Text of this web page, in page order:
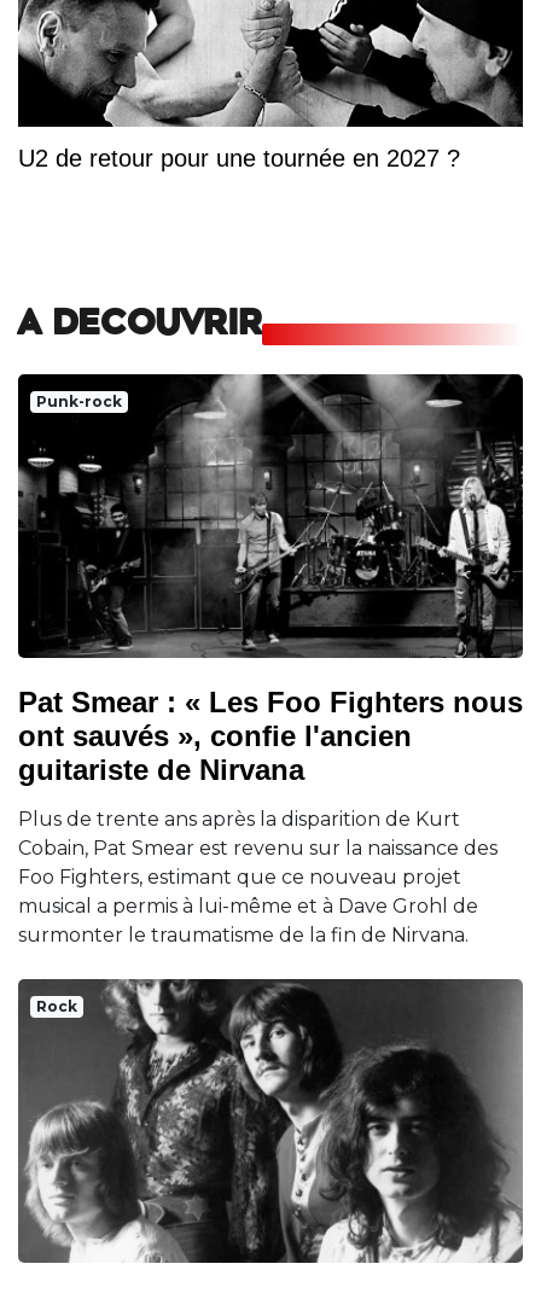
U2 de retour pour une tournée en 2027 ?
A DECOUVRIR
Punk-rock
Pat Smear : « Les Foo Fighters nous
ont sauvés », confie l'ancien
guitariste de Nirvana
Plus de trente ans après la disparition de Kurt
Cobain, Pat Smear est revenu sur la naissance des
Foo Fighters, estimant que ce nouveau projet
musical a permis à lui-même et à Dave Grohl de
surmonter le traumatisme de la fin de Nirvana.
Rock